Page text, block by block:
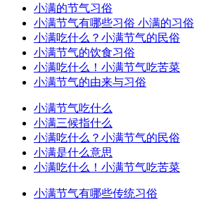
小满的节气习俗
小满节气有哪些习俗 小满的习俗
小满吃什么？小满节气的民俗
小满节气的饮食习俗
小满吃什么！小满节气吃苦菜
小满节气的由来与习俗
小满节气吃什么
小满三候指什么
小满吃什么？小满节气的民俗
小满是什么意思
小满吃什么！小满节气吃苦菜
小满节气有哪些传统习俗